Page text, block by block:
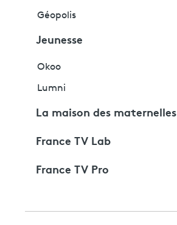
Géopolis
Jeunesse
Okoo
Lumni
La maison des maternelles
France TV Lab
France TV Pro